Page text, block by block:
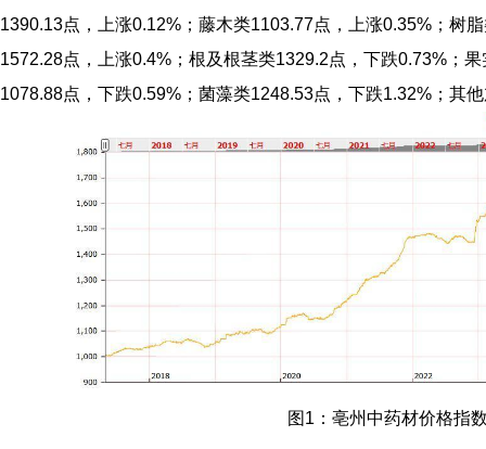
1390.13点，上涨0.12%；藤木类1103.77点，上涨0.35%；树
1572.28点，上涨0.4%；根及根茎类1329.2点，下跌0.73%；
1078.88点，下跌0.59%；菌藻类1248.53点，下跌1.32%；其
图1：亳州中药材价格指